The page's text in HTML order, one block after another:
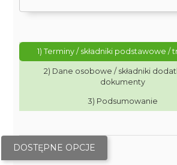
1) Terminy / składniki podstawowe /
2) Dane osobowe / składniki
dokumenty
3) Podsumowanie
DOSTĘPNE OPCJE